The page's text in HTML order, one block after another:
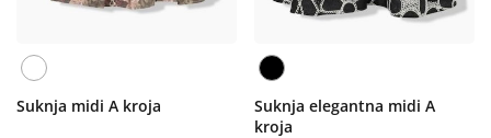
Suknja midi A kroja
Suknja elegantna midi A
kroja